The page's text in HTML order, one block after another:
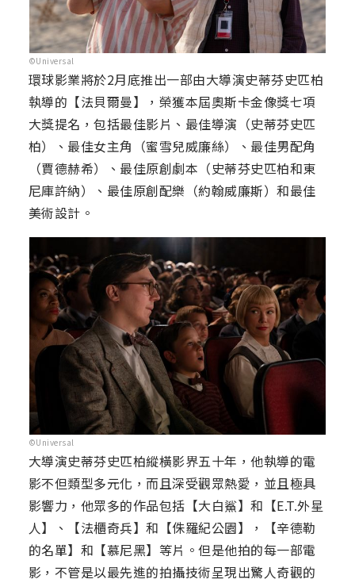
©Universal
環球影業將於2月底推出一部由大導演史蒂芬史匹柏
執導的【法貝爾曼】，榮獲本屆奧斯卡金像獎七項
大獎提名，包括最佳影片、最佳導演（史蒂芬史匹
柏）、最佳女主角（蜜雪兒威廉絲）、最佳男配角
（賈德赫希）、最佳原創劇本（史蒂芬史匹柏和東
尼庫許納）、最佳原創配樂（約翰威廉斯）和最佳
美術設計。
©Universal
大導演史蒂芬史匹柏縱橫影界五十年，他執導的電
影不但類型多元化，而且深受觀眾熱愛，並且極具
影響力，他眾多的作品包括【大白鯊】和【E.T.外星
人】、【法櫃奇兵】和【侏羅紀公園】，【辛德勒
的名單】和【慕尼黑】等片。但是他拍的每一部電
影，不管是以最先進的拍攝技術呈現出驚人奇觀的